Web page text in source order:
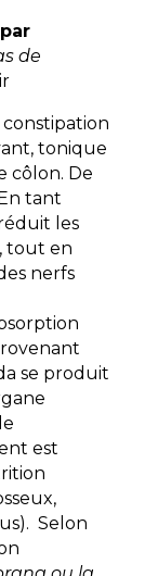
de
tonique
côlon. De
tant
les
tout en
nerfs
se produit
est
Selon